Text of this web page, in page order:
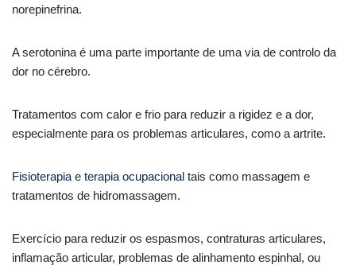
norepinefrina.
A serotonina é uma parte importante de uma via de controlo da
dor no cérebro.
Tratamentos com calor e frio para reduzir a rigidez e a dor,
especialmente para os problemas articulares, como a artrite.
Fisioterapia e terapia ocupacional tais como massagem e
tratamentos de hidromassagem.
Exercício para reduzir os espasmos, contraturas articulares,
inflamação articular, problemas de alinhamento espinhal, ou